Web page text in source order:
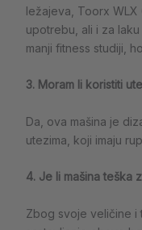
ležajeva, Toorx
upotrebu, ali i za
manji fitness studiji,
3. Moram li koristiti
Da, ova mašina je
utezima, koji imaju
4. Je li mašina teška
Zbog svoje veličine i